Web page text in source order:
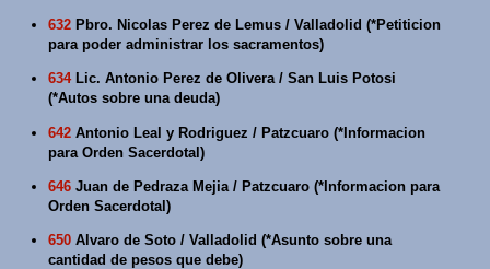
632 Pbro. Nicolas Perez de Lemus / Valladolid (*Petiticion
para poder administrar los sacramentos)
634Lic. Antonio Perez de Olivera / San Luis Potosi
(*Autos sobre una deuda)
642 Antonio Leal y Rodriguez / Patzcuaro (*Informacion
para Orden Sacerdotal)
646 Juan de Pedraza Mejia / Patzcuaro (*Informacion para
Orden Sacerdotal)
650 Alvaro de Soto / Valladolid (*Asunto sobre una
cantidad de pesos que debe)